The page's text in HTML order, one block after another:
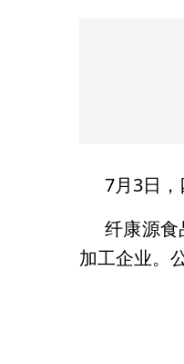
7月3日，
纤康源
加工企业。